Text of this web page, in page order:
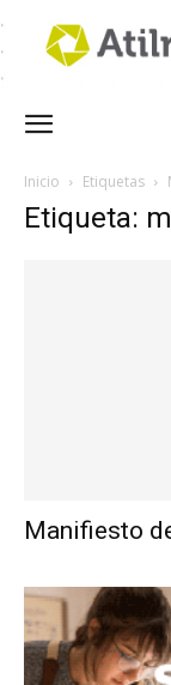
Inicio Etiquetas
Etiqueta:
Manifiesto